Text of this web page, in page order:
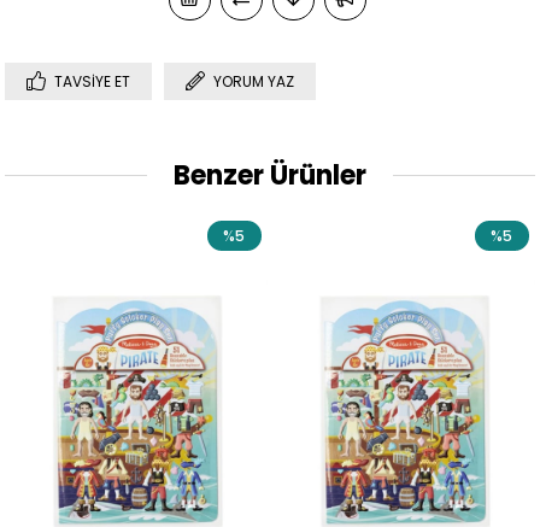
TAVSIYE ET YORUM YAZ
Benzer Ürünler
%5 %5